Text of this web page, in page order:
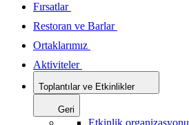
Fırsatlar
Restoran ve Barlar
Ortaklarımız
Aktiviteler
Toplantılar ve Etkinlikler
Geri
Etkinlik organizasyonu